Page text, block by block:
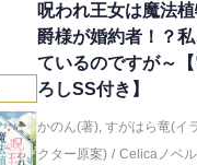
呪われ王女は魔法
爵様が婚約者！？
ているのですが～
ろしSS付き】
かのん(著), すがはら竜(イ
クター原案) / Celicaノベ